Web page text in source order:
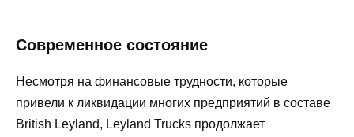
Современное состояние
Несмотря на финансовые трудности, которые
привели к ликвидации многих предприятий в составе
British Leyland, Leyland Trucks продолжает